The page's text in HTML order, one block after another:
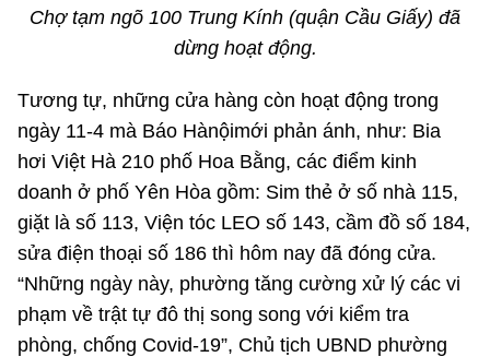
Chịu trách nhiệm nội dung: Nguyễn Thị Hải Hằng Giám đốc
Trung tâm Truyền thông Khoa học và Công nghệ.
Liên hệ
Địa chỉ: Ban Biên tập Cổng TTĐT - 18 Nguyễn Du, TP. Hà Nội
Điện thoại: 024 3936 9506
Email: stc@mst.gov.vn
Theo dõi MST trên
Chợ tạm ngõ 100 Trung Kính (quận Cầu Giấy) đã
dừng hoạt động.
Tương tự, những cửa hàng còn hoạt động trong
ngày 11-4 mà Báo Hànộimới phản ánh, như: Bia
hơi Việt Hà 210 phố Hoa Bằng, các điểm kinh
doanh ở phố Yên Hòa gồm: Sim thẻ ở số nhà 115,
giặt là số 113, Viện tóc LEO số 143, cầm đồ số 184,
sửa điện thoại số 186 thì hôm nay đã đóng cửa.
“Những ngày này, phường tăng cường xử lý các vi
phạm về trật tự đô thị song song với kiểm tra
phòng, chống Covid-19”, Chủ tịch UBND phường